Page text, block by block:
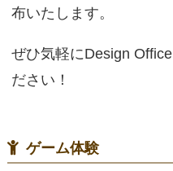
布いたします。
ぜひ気軽にDesign
ださい！
ゲーム体験